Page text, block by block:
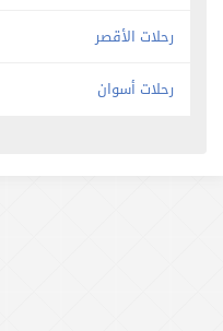
رحلات الأقصر
رحلات أسوان